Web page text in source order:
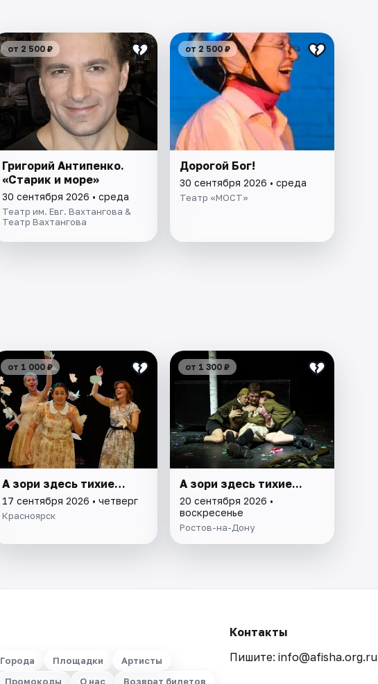
от 2 500 ₽
Григорий Антипенко.
«Старик и море»
30 сентября 2026 • среда
Театр им. Евг. Вахтангова &
Театр Вахтангова
от 2 500 ₽
Дорогой Бог!
30 сентября 2026 • среда
Театр «МОСТ»
от 1 000 ₽
А зори здесь тихие…
17 сентября 2026 • четверг
Красноярск
от 1 300 ₽
А зори здесь тихие...
20 сентября 2026 •
воскресенье
Ростов-на-Дону
Города Площадки
Артисты
Промокоды О нас Возврат билетов
Контакты
Пишите: info@afisha.org.ru